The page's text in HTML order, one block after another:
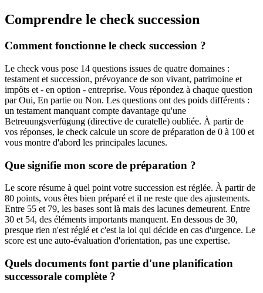
Comprendre le check succession
Comment fonctionne le check succession ?
Le check vous pose 14 questions issues de quatre domaines :
testament et succession, prévoyance de son vivant, patrimoine et
impôts et - en option - entreprise. Vous répondez à chaque question
par Oui, En partie ou Non. Les questions ont des poids différents :
un testament manquant compte davantage qu'une
Betreuungsverfügung (directive de curatelle) oubliée. À partir de
vos réponses, le check calcule un score de préparation de 0 à 100 et
vous montre d'abord les principales lacunes.
Que signifie mon score de préparation ?
Le score résume à quel point votre succession est réglée. À partir de
80 points, vous êtes bien préparé et il ne reste que des ajustements.
Entre 55 et 79, les bases sont là mais des lacunes demeurent. Entre
30 et 54, des éléments importants manquent. En dessous de 30,
presque rien n'est réglé et c'est la loi qui décide en cas d'urgence. Le
score est une auto-évaluation d'orientation, pas une expertise.
Quels documents font partie d'une planification
successorale complète ?